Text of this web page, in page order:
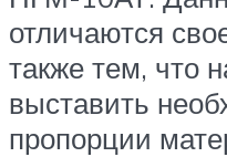
отличаются
также тем, что
выставить
пропорции